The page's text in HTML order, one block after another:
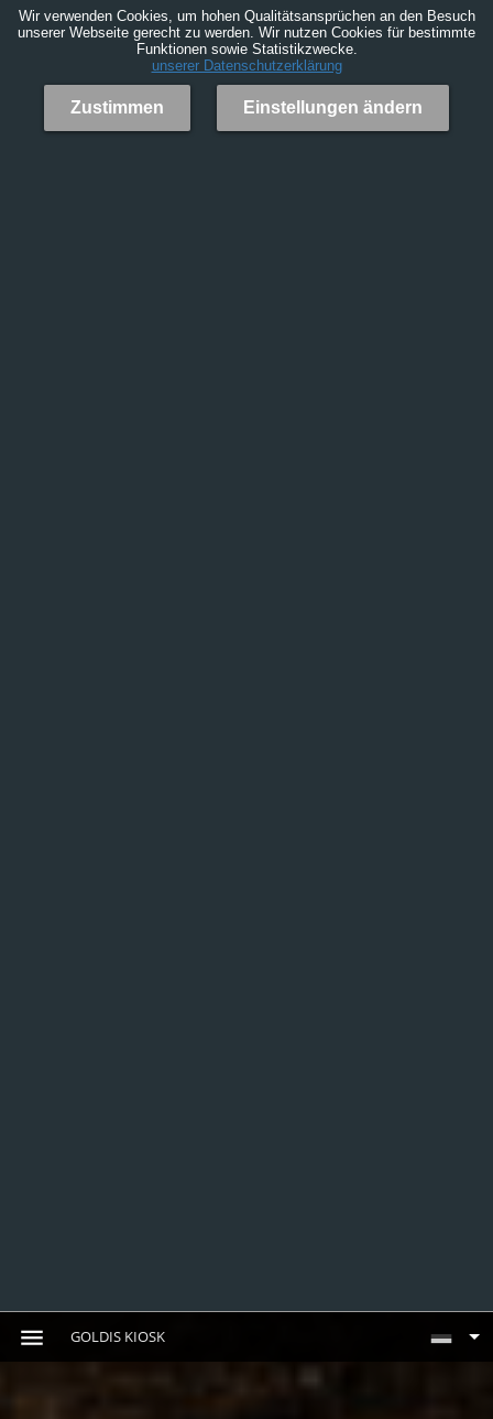
GOLDIS KIOSK
Wir verwenden Cookies, um hohen Qualitätsansprüchen an den Besuch
unserer Webseite gerecht zu werden. Wir nutzen Cookies für bestimmte
Funktionen sowie Statistikzwecke.
unserer Datenschutzerklärung
Zustimmen Einstellungen ändern